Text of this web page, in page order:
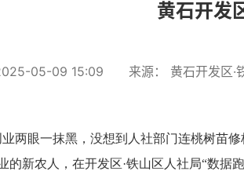
黄石开发
05-09 15:09 来源： 黄石开发区·
两眼一抹黑，没想到人社部门连桃树苗
的新农人，在开发区·铁山区人社局“数